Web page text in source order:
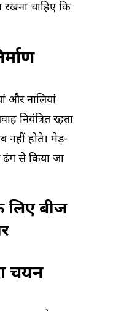
चाहिए कि
और नालियां
नियंत्रित रहता
नहीं होते। मेड़-
ढंग से किया जा
लिए बीज
चयन